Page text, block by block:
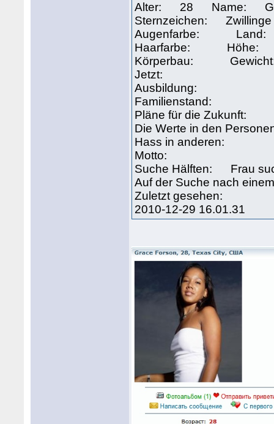
Alter: 28 Name:
Sternzeichen:
Augenfarbe: Land:
Haarfarbe:
Körperbau:
Jetzt:
Ausbildung:
Familienstand:
Pläne für die Zukunft:
Die Werte in den
Hass in anderen:
Motto:
Suche Hälften: Frau
Auf der Suche nach
Zuletzt gesehen:
2010-12-29 16.01.31